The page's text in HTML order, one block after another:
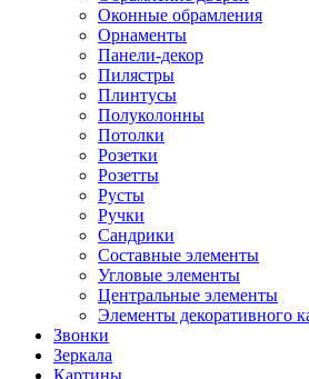
Оконные обрамления
Орнаменты
Панели-декор
Пилястры
Плинтусы
Полуколонны
Потолки
Розетки
Розетты
Русты
Ручки
Сандрики
Составные элементы
Угловые элементы
Центральные элементы
Элементы декоративного
Звонки
Зеркала
Картины